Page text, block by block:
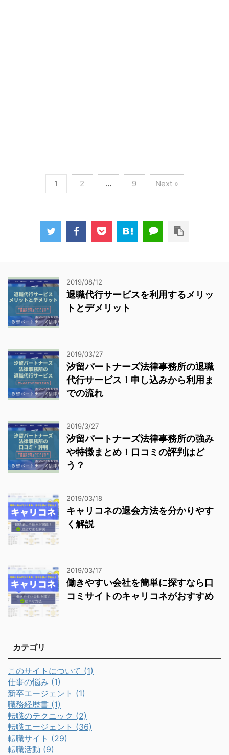
1 2 … 9 Next »
2019/08/12
退職代行サービスを利用するメリッ
トとデメリット
2019/03/27
汐留パートナーズ法律事務所の退職
代行サービス！申し込みから利用ま
での流れ
2019/3/27
汐留パートナーズ法律事務所の強み
や特徴まとめ！口コミの評判はど
う？
2019/03/18
キャリコネの退会方法を分かりやす
く解説
2019/03/17
働きやすい会社を簡単に探すなら口
コミサイトのキャリコネがおすすめ
カテゴリ
このサイトについて (1)
仕事の悩み (1)
新卒エージェント (1)
職務経歴書 (1)
転職のテクニック (2)
転職エージェント (36)
転職サイト (29)
転職活動 (9)